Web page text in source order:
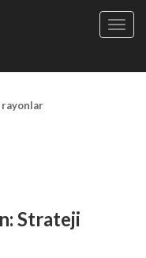
davam edir"
Strateji